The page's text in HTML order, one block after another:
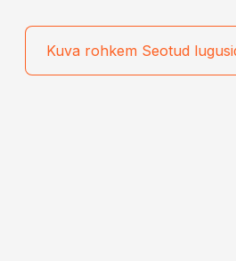
Kuva rohkem Seotud